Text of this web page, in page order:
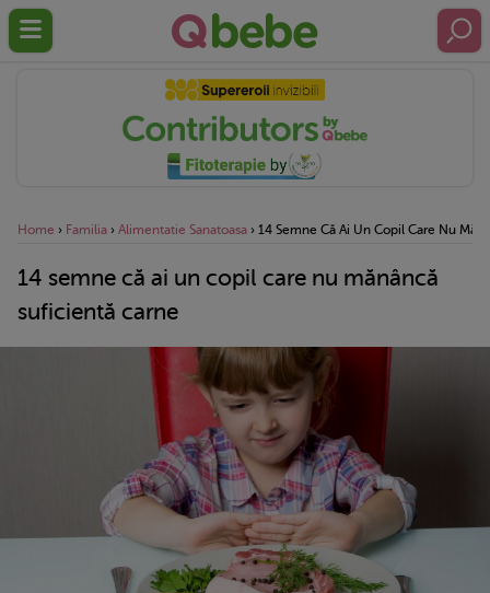
Home › Familia › Alimentatie Sanatoasa › 14 Semne Că Ai Un Copil Care Nu
14 semne că ai un copil care nu mănâncă
suficientă carne